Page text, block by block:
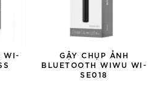
WI-
GẬY CHỤP ẢNH
BLUETOOTH WIWU WI-
SE018